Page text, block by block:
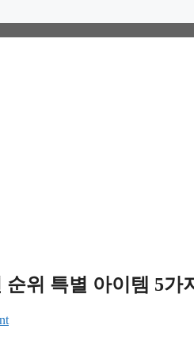
위 특별 아이템 5가